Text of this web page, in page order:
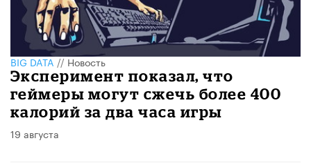
BIG DATA//Новость
Эксперимент показал, что
геймеры могут сжечь более 400
калорий за два часа игры
19 августа